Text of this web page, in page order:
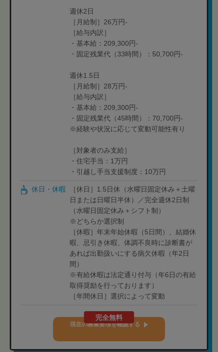
週休2日
［月給制］26万円-
［給与内訳］
・基本給：209,300円-
・固定残業代（33時間）：50,700円-
週休1.5日
［月給制］28万円-
［給与内訳］
・基本給：209,300円-
・固定残業代（45時間）：70,700円-
※経験や状況に応じて変動可能性有り
［対象者のみ支給］
・住宅手当：1万円
・引越し手当支援制度：10万円
休日・休暇
［休日］1.5日休（水曜日固定休み＋土曜
日または日曜日半休）／完全週休2日制
（水曜日固定休み＋シフト制）
※どちらか選択制
［休暇］年末年始休暇（5日間）、結婚休
暇、忌引き休暇、体調不良時に診断書が
あれば出勤扱いにする病欠休暇（年2日
間）
※有給休暇は法定通り付与（年6日の有給
取得奨励を行っております）
［年間休日］選択によって変動
完全無料
現在の募集要項を確認する